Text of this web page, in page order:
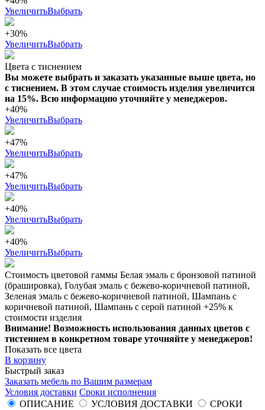
УвеличитьВыбрать
+30%
УвеличитьВыбрать
Цвета с тиснением
Вы можете выбрать и заказать указанные выше цвета, но
с тиснением. В этом случае стоимость изделия увеличится
на 15%. Всю информацию уточняйте у менеджеров.
+40%
УвеличитьВыбрать
+47%
УвеличитьВыбрать
+47%
УвеличитьВыбрать
+40%
УвеличитьВыбрать
+40%
УвеличитьВыбрать
Стоимость цветовой гаммы Белая эмаль с бронзовой патиной
(брашировка), Голубая эмаль с бежево-коричневой патиной,
Зеленая эмаль с бежево-коричневой патиной, Шампань с
коричневой патиной, Шампань с серой патиной +25% к
стоимости изделия
Внимание! Возможность использования данных цветов с
тистением в конкретном товаре уточняйте у менеджеров!
Показать все цвета
В корзину
Быстрый заказ
Заказать мебель по Вашим размерам
Условия доставки Сроки исполнения
ОПИСАНИЕ
УСЛОВИЯ ДОСТАВКИ
СРОКИ